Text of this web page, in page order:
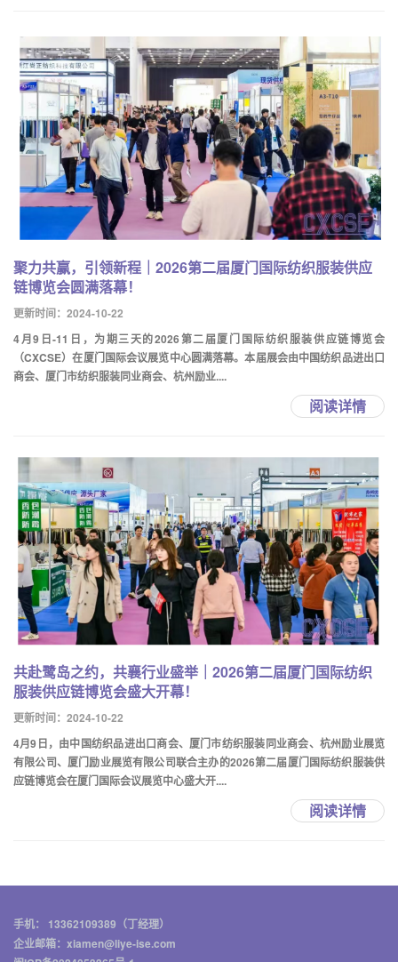
聚力共赢，引领新程｜2026第二届厦门国际纺织服装供应
链博览会圆满落幕！
更新时间：2024-10-22
4月9日-11日，为期三天的2026第二届厦门国际纺织服装供应链博览会
（CXCSE）在厦门国际会议展览中心圆满落幕。本届展会由中国纺织品进出口
商会、厦门市纺织服装同业商会、杭州励业....
阅读详情
共赴鹭岛之约，共襄行业盛举｜2026第二届厦门国际纺织
服装供应链博览会盛大开幕！
更新时间：2024-10-22
4月9日，由中国纺织品进出口商会、厦门市纺织服装同业商会、杭州励业展览
有限公司、厦门励业展览有限公司联合主办的2026第二届厦门国际纺织服装供
应链博览会在厦门国际会议展览中心盛大开....
阅读详情
手机： 13362109389（丁经理）
企业邮箱：xiamen@liye-ise.com